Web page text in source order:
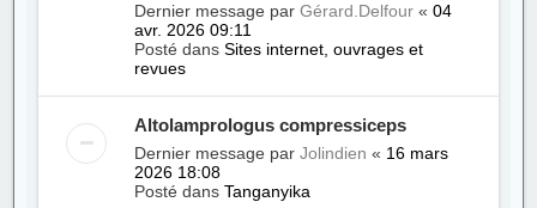
Dernier message parGérard.Delfour «04
avr. 2026 09:11
Posté dansSites internet, ouvrages et
revues
Altolamprologus compressiceps
Dernier message parJolindien « 16 mars
2026 18:08
Posté dansTanganyika